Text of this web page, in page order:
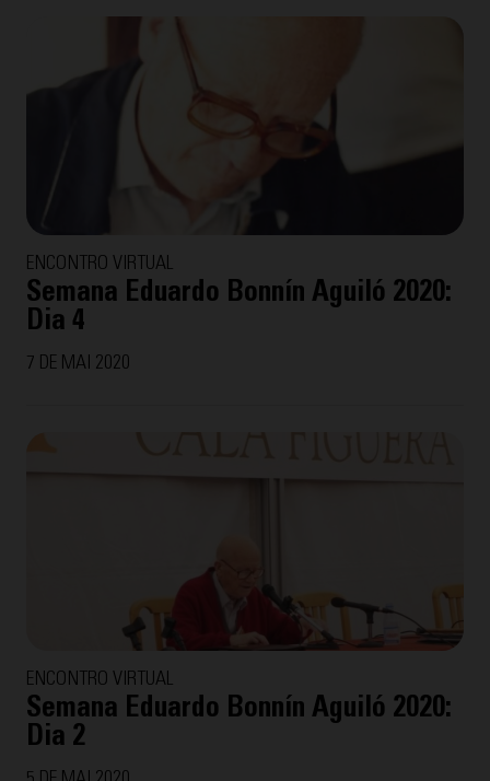
ENCONTRO VIRTUAL
Semana Eduardo Bonnín Aguiló 2020:
Dia 4
7 DE MAI 2020
ENCONTRO VIRTUAL
Semana Eduardo Bonnín Aguiló 2020:
Dia 2